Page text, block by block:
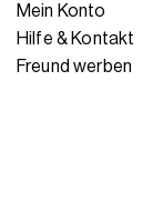
Mein Konto
Hilfe & Kontakt
Freund werben